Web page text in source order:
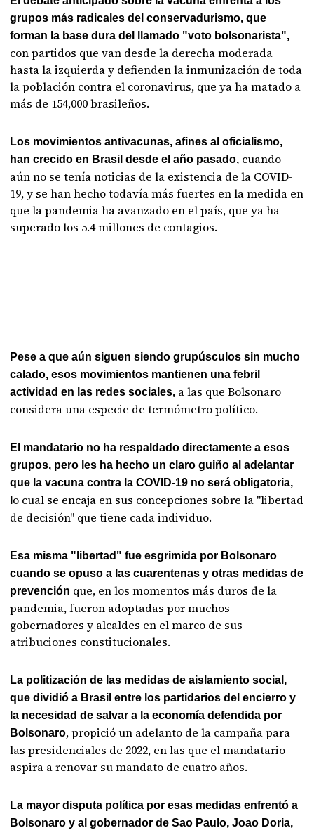
grupos más radicales del conservadurismo, que
forman la base dura del llamado "voto bolsonarista",
con partidos que van desde la derecha moderada
hasta la izquierda y defienden la inmunización de toda
la población contra el coronavirus, que ya ha matado a
más de 154,000 brasileños.
Los movimientos antivacunas, afines al oficialismo,
han crecido en Brasil desde el año pasado, cuando
aún no se tenía noticias de la existencia de la COVID-
19, y se han hecho todavía más fuertes en la medida en
que la pandemia ha avanzado en el país, que ya ha
superado los 5.4 millones de contagios.
Pese a que aún siguen siendo grupúsculos sin mucho
calado, esos movimientos mantienen una febril
actividad en las redes sociales, a las que Bolsonaro
considera una especie de termómetro político.
El mandatario no ha respaldado directamente a esos
grupos, pero les ha hecho un claro guiño al adelantar
que la vacuna contra la COVID-19 no será obligatoria,
o cual se encaja en sus concepciones sobre la "libertad
de decisión" que tiene cada individuo.
Esa misma "libertad" fue esgrimida por Bolsonaro
cuando se opuso a las cuarentenas y otras medidas de
prevención que, en los momentos más duros de la
pandemia, fueron adoptadas por muchos
gobernadores y alcaldes en el marco de sus
atribuciones constitucionales.
La politización de las medidas de aislamiento social,
que dividió a Brasil entre los partidarios del encierro y
la necesidad de salvar a la economía defendida por
Bolsonaro, propició un adelanto de la campaña para
las presidenciales de 2022, en las que el mandatario
aspira a renovar su mandato de cuatro años.
La mayor disputa política por esas medidas enfrentó a
Bolsonaro y al gobernador de Sao Paulo, Joao Doria,